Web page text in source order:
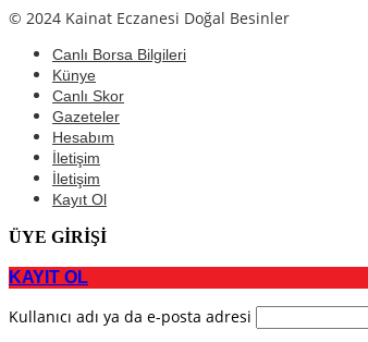
© 2024 Kainat Eczanesi Doğal Besinler
Canlı Borsa Bilgileri
Künye
Canlı Skor
Gazeteler
Hesabım
İletişim
İletişim
Kayıt Ol
ÜYE GİRİŞİ
KAYIT OL
Kullanıcı adı ya da e-posta adresi